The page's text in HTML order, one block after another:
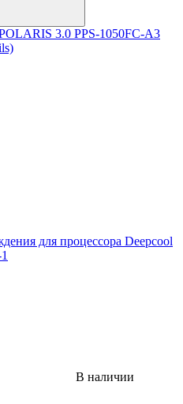
3.0 PPS-1050FC-A3
В наличии